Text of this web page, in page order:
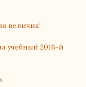
величия!
учебный 2016-й